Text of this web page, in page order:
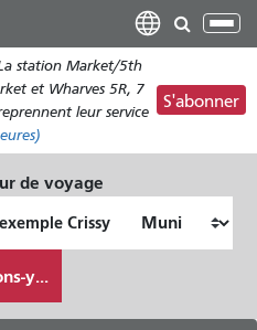
contenu
principal
La station Market/5th
et Wharves 5R, 7
leur service
S'abonner
de voyage
je
veux
y...